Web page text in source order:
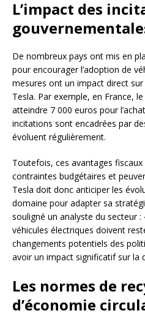
L’impact des
De nombreux pays ont mis en
pour encourager l’adoption de
mesures ont un impact direct
Tesla. Par exemple, en France, le
atteindre 7 000 euros pour
incitations sont encadrées par
évoluent régulièrement.
Toutefois, ces avantages
contraintes budgétaires et
Tesla doit donc anticiper les
domaine pour adapter sa
souligné un analyste du secteur
véhicules électriques doivent
changements potentiels des
avoir un impact significatif sur la
Les normes de
d’économie